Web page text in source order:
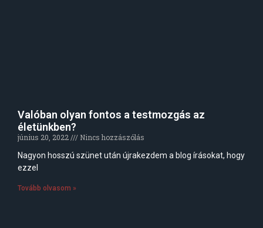
Valóban olyan fontos a testmozgás az
életünkben?
június 20, 2022
Nincs hozzászólás
Nagyon hosszú szünet után újrakezdem a blog írásokat, hogy
ezzel
Tovább olvasom »